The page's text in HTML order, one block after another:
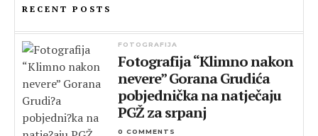
RECENT POSTS
FOTOGRAFIJA
Fotografija “Klimno nakon
nevere” Gorana Grudića
pobjednička na natječaju
PGŽ za srpanj
0 COMMENTS